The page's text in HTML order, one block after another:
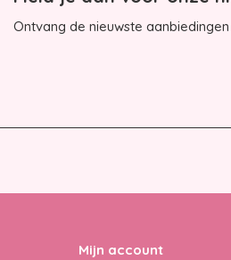
Ontvang de nieuwste
Mijn account